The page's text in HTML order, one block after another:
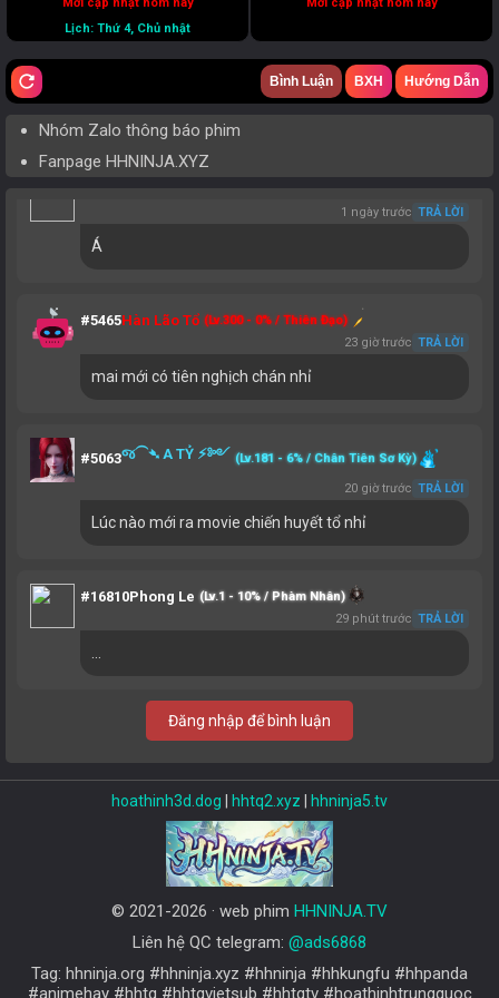
Lịch: Thứ 4, Chủ nhật
refresh Bình Luận BXH Hướng Dẫn
Nhóm Zalo thông báo phim
Fanpage HHNINJA.XYZ
#12668dang long
(Lv.24 - 66% / Trúc Cơ Sơ Kỳ)
: phim nào hay nhất mn...
@Diêm Vươngtiên nghịch bạn ơi.
#10057Khai Thiên (Lv.42 - 94% / Kết Đan Sơ Kỳ)
1 ngày trước TRẢ LỜI
Á
#5465Hàn Lão Tổ (Lv.300 - 0% / Thiên Đạo)
23 giờ trước TRẢ LỜI
mai mới có tiên nghịch chán nhỉ
#5063જ⁀➴ A TỶ ⚡︎༻ (Lv.181 - 6% / Chân Tiên Sơ Kỳ)
20 giờ trước TRẢ LỜI
Lúc nào mới ra movie chiến huyết tổ nhỉ
#16810Phong Le (Lv.1 - 10% / Phàm Nhân)
29 phút trước TRẢ LỜI
Đăng nhập để bình luận
hoathinh3d.dog hhtq2.xyz hhninja5.tv
© 2021-2026 · web phim HHNINJA.TV
Liên hệ QC telegram: @ads6868
Tag: hhninja.org #hhninja.xyz #hhninja #hhkungfu #hhpanda
#animehay #hhtq #hhtqvietsub #hhtqtv #hoathinhtrungquoc